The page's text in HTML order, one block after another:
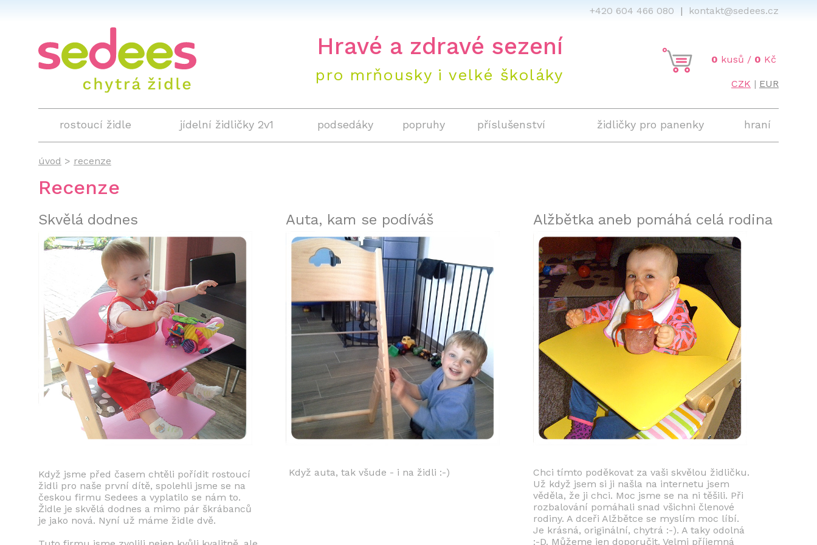
úvod > recenze
Recenze
Skvělá dodnes
Když jsme před časem chtěli pořídit rostoucí
židli pro naše první dítě, spolehli jsme se na
českou firmu Sedees a vyplatilo se nám to.
Židle je skvělá dodnes a mimo pár škrábanců
je jako nová. Nyní už máme židle dvě.
Auta, kam se podíváš
Když auta, tak všude - i na židli :-)
Alžbětka aneb pomáhá celá rodina
Chci tímto poděkovat za vaši skvělou židličku.
Už když jsem si ji našla na internetu jsem
věděla, že ji chci. Moc jsme se na ni těšili. Při
rozbalování pomáhali snad všichni členové
rodiny. A dceři Alžbětce se myslím moc líbí.
Je krásná, originální, chytrá :-). A taky odolná
:-D. Můžeme jen doporučit. Velmi příjemná
+420 604 466 080 | kontakt@sedees.cz
Hravé a zdravé sezení
pro mrňousky i velké školáky
0 kusů / 0 Kč
CZK | EUR
rostoucí židle jídelní židličky 2v1 podsedáky popruhy příslušenství židličky pro panenky hraní